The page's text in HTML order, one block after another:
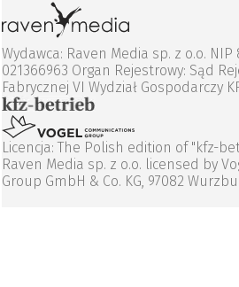
Wydawca: Raven Media sp. z o.o. NIP
021366963 Organ Rejestrowy: Sąd
Fabrycznej VI Wydział Gospodarczy
Licencja: The Polish edition of "kfz-
Raven Media sp. z o.o. licensed by
Group GmbH & Co. KG, 97082